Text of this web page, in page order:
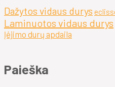
Dažytos vidaus durys
Laminuotos vidaus durys
Įėjimo durų apdaila
Paieška